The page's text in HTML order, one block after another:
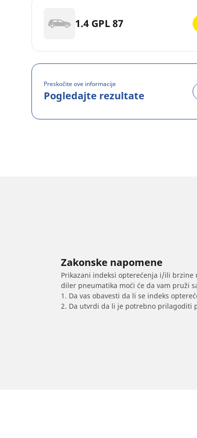
1.4 GPL 87
Preskočite ove informacije
Pogledajte rezultate
Zakonske napomene
Prikazani indeksi opterećenja i/ili brzine
diler pneumatika moći će da vam pruži
1. Da vas obavesti da li se indeks
2. Da utvrdi da li je potrebno prilagoditi